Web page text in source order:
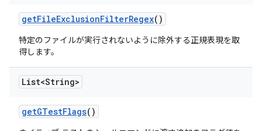
getFileExclusionFilterRegex()
特定のファイルが実行されないように除外する正規表現を取
得します。
List<String>
getGTestFlags()